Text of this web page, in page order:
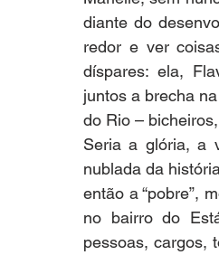
diante do
redor e ver
díspares: ela,
juntos a brecha
do Rio –
Seria a glória, a
nublada da
então a “pobre”,
no bairro do
pessoas, cargos,